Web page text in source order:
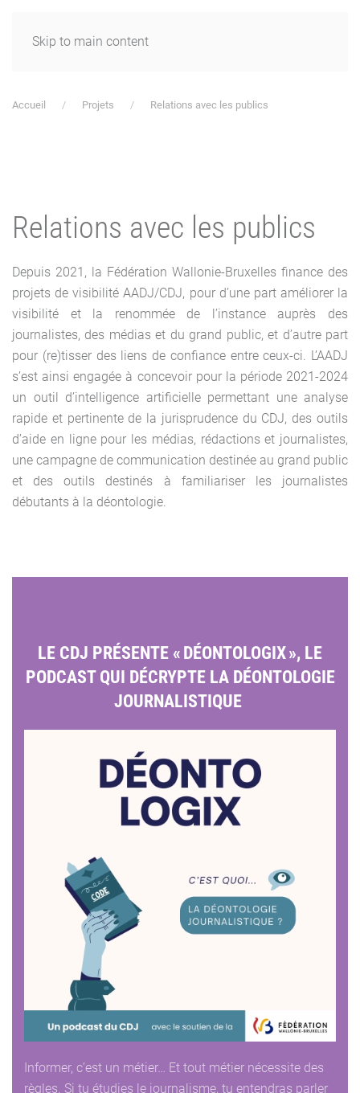
Skip to main content
Accueil Projets Relations avec les publics
Relations avec les publics
Depuis 2021, la Fédération Wallonie-Bruxelles finance des
projets de visibilité AADJ/CDJ, pour d’une part améliorer la
visibilité et la renommée de l’instance auprès des
journalistes, des médias et du grand public, et d’autre part
pour (re)tisser des liens de confiance entre ceux-ci. L’AADJ
s’est ainsi engagée à concevoir pour la période 2021-2024
un outil d’intelligence artificielle permettant une analyse
rapide et pertinente de la jurisprudence du CDJ, des outils
d’aide en ligne pour les médias, rédactions et journalistes,
une campagne de communication destinée au grand public
et des outils destinés à familiariser les journalistes
débutants à la déontologie.
LE CDJ PRÉSENTE « DÉONTOLOGIX », LE
PODCAST QUI DÉCRYPTE LA DÉONTOLOGIE
JOURNALISTIQUE
Informer, c’est un métier… Et tout métier nécessite des
règles. Si tu étudies le journalisme, tu entendras parler